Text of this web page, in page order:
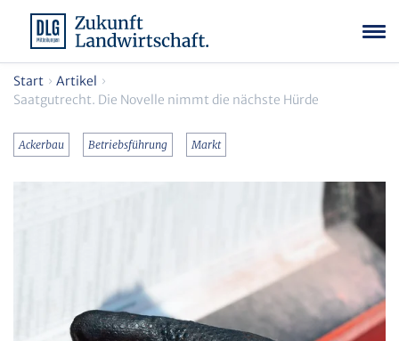
Start
Artikel
Saatgutrecht. Die Novelle nimmt die nächste Hürde
Ackerbau Betriebsführung Markt